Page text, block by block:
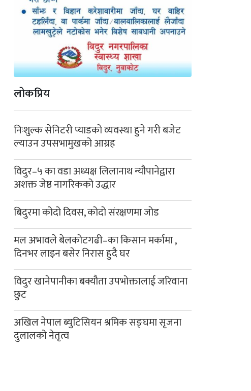
लोकप्रिय
निःशुल्क सेनिटरी प्याडको व्यवस्था हुने गरी बजेट
ल्याउन उपसभामुखको आग्रह
विदुर–५ का वडा अध्यक्ष लिलानाथ न्यौपानेद्वारा
अशक्त जेष्ठ नागरिकको उद्धार
बिदुरमा कोदो दिवस, कोदो संरक्षणमा जोड
मल अभावले बेलकोटगढी–का किसान मर्कामा ,
दिनभर लाइन बसेर निरास हुदै घर
विदुर खानेपानीका बक्यौता उपभोक्तालाई जरिवाना
छुट
अखिल नेपाल ब्युटिसियन श्रमिक सङ्घमा सृजना
दुलालको नेतृत्व